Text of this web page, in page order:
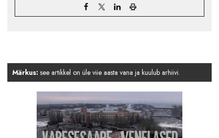
Märkus: see artikkel on üle viie aasta vana ja kuulub arhiivi.